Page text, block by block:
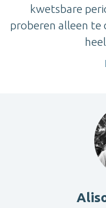
kwetsbare
proberen alleen te